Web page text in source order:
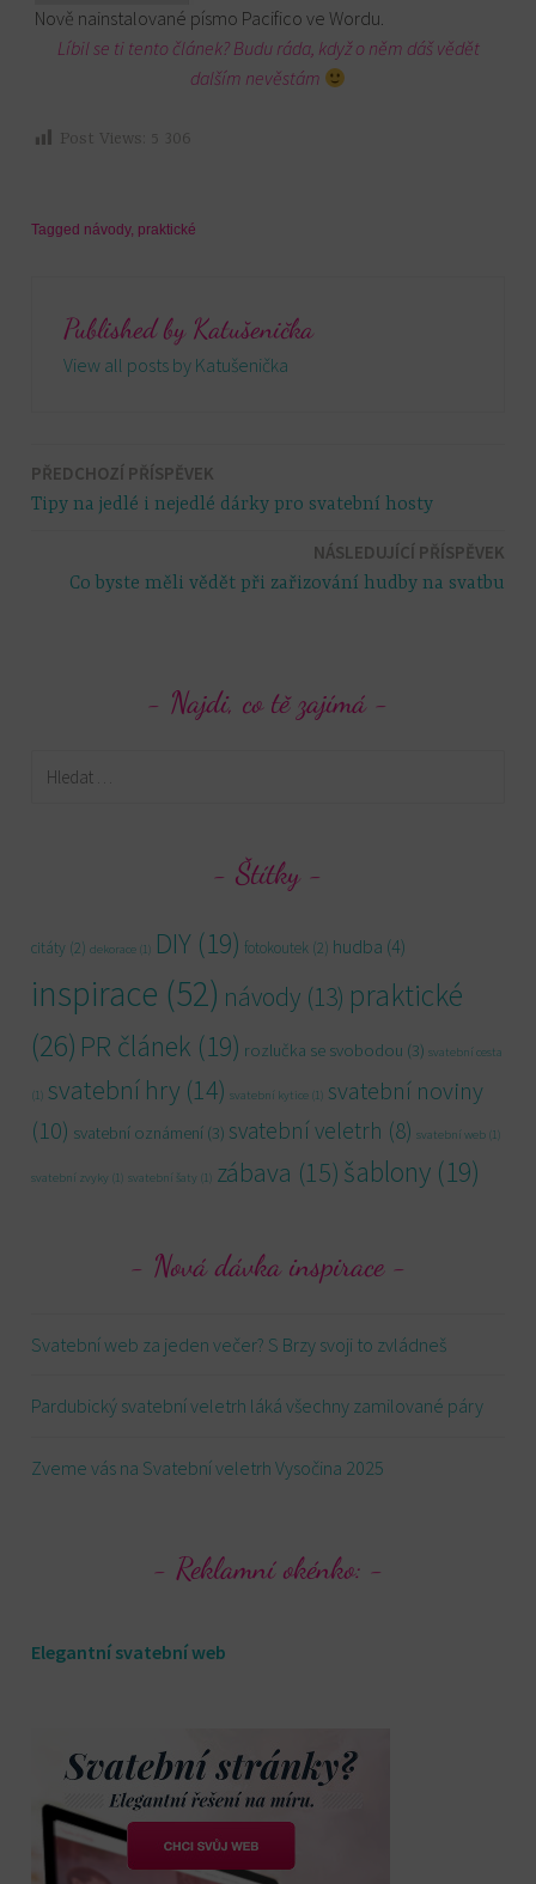
Nově nainstalované písmo Pacifico ve Wordu.
Líbil se ti tento článek? Budu ráda, když o něm dáš vědět
dalším nevěstám
Post Views: 5 306
Tagged návody, praktické
Published by Katušenička
View all posts by Katušenička
Navigace
PŘEDCHOZÍ PŘÍSPĚVEK
Tipy na jedlé i nejedlé dárky pro svatební hosty
NÁSLEDUJÍCÍ PŘÍSPĚVEK
Co byste měli vědět při zařizování hudby na svatbu
Najdi, co tě zajímá
Štítky
citáty (2) dekorace (1) DIY (19) fotokoutek (2) hudba (4)
inspirace (52) návody (13) praktické
(26) PR článek (19) rozlučka se svobodou (3) svatební cesta
(1) svatební hry (14) svatební kytice (1) svatební noviny
(10) svatební oznámení (3) svatební veletrh (8) svatební web (1)
svatební zvyky (1) svatební šaty (1) zábava (15) šablony (19)
Nová dávka inspirace
Svatební web za jeden večer? S Brzy svoji to zvládneš
Pardubický svatební veletrh láká všechny zamilované páry
Zveme vás na Svatební veletrh Vysočina 2025
Reklamní okénko:
Elegantní svatební web